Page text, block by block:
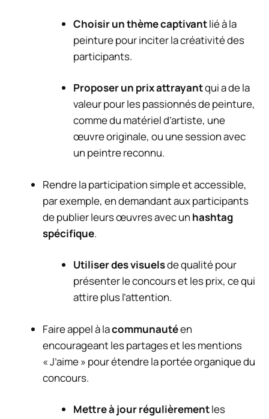
Choisir un thème captivantlié à la
peinture pour inciter la créativité des
participants.
Proposer un prix attrayantqui a de la
valeur pour les passionnés de peinture,
comme du matériel d’artiste, une
œuvre originale, ou une session avec
un peintre reconnu.
Rendre la participation simple et accessible,
par exemple, en demandant aux participants
de publier leurs œuvres avec un hashtag
spécifique.
Utiliser des visuelsde qualité pour
présenter le concours et les prix, ce qui
attire plus l’attention.
Faire appel à lacommunautéen
encourageant les partages et les mentions
« J’aime » pour étendre la portée organique du
concours.
Mettre à jour régulièrementles